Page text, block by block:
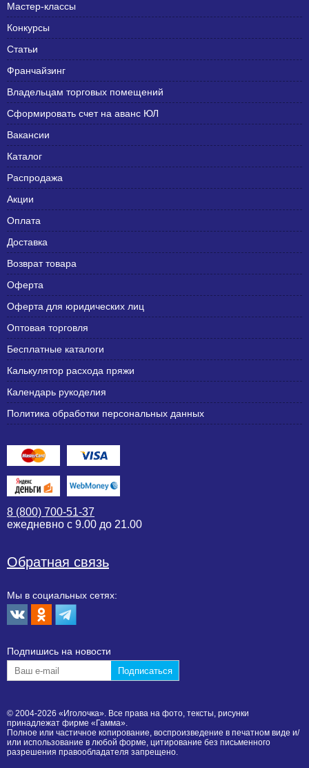
Мастер-классы
Конкурсы
Статьи
Франчайзинг
Владельцам торговых помещений
Сформировать счет на аванс ЮЛ
Вакансии
Каталог
Распродажа
Акции
Оплата
Доставка
Возврат товара
Оферта
Оферта для юридических лиц
Оптовая торговля
Бесплатные каталоги
Калькулятор расхода пряжи
Календарь рукоделия
Политика обработки персональных данных
8 (800) 700-51-37
ежедневно с 9.00 до 21.00
Обратная связь
Мы в социальных сетях:
Подпишиcь на новости
© 2004-2026 «Иголочка». Все права на фото, тексты, рисунки
принадлежат фирме «Гамма».
Полное или частичное копирование, воспроизведение в печатном виде и/
или использование в любой форме, цитирование без письменного
разрешения правообладателя запрещено.